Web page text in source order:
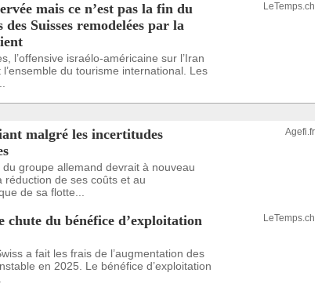
mais ce n’est pas la fin du
des Suisses remodelées par la
l’offensive israélo-américaine sur l’Iran
du tourisme international. Les
LeTemps.ch
malgré les incertitudes
du groupe allemand devrait à nouveau
de ses coûts et au
de sa flotte...
Agefi.fr
chute du bénéfice d’exploitation
a fait les frais de l’augmentation des
en 2025. Le bénéfice d’exploitation
LeTemps.ch